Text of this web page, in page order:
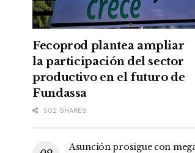
Fecoprod plantea ampliar
la participación del sector
productivo en el futuro de
Fundassa
502 SHARES
Asunción prosigue con